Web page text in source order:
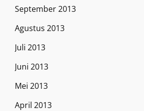
September 2013
Agustus 2013
Juli 2013
Juni 2013
Mei 2013
April 2013